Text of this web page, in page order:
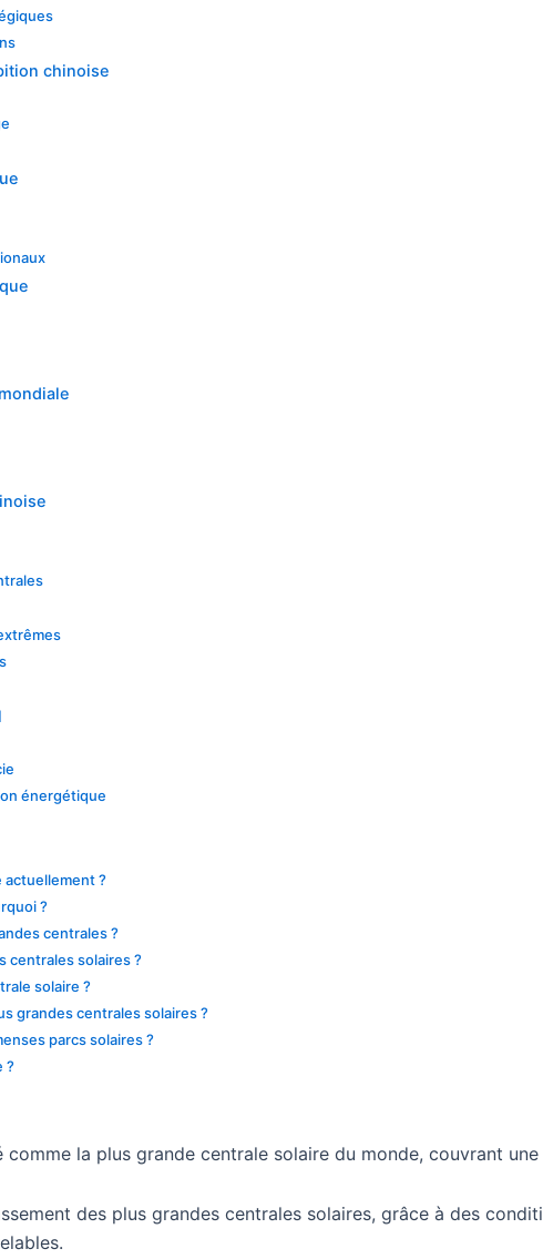
chinoise
énergétique
actuellement ?
?
centrales ?
centrales solaires ?
solaire ?
grandes centrales solaires ?
parcs solaires ?
?
la plus grande centrale solaire du monde, couvrant
des plus grandes centrales solaires, grâce à des